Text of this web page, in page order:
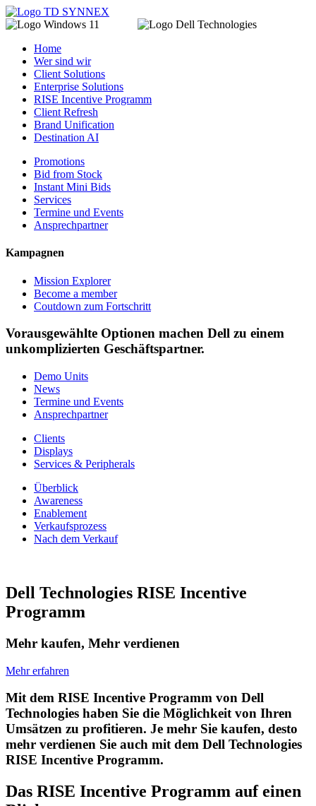
Home
Wer sind wir
Client Solutions
Enterprise Solutions
RISE Incentive Programm
Client Refresh
Brand Unification
Destination AI
Promotions
Bid from Stock
Instant Mini Bids
Services
Termine und Events
Ansprechpartner
Kampagnen
Mission Explorer
Become a member
Coutdown zum Fortschritt
Vorausgewählte Optionen machen Dell zu einem
unkomplizierten Geschäftspartner.
Demo Units
News
Termine und Events
Ansprechpartner
Clients
Displays
Services & Peripherals
Überblick
Awareness
Enablement
Verkaufsprozess
Nach dem Verkauf
Dell Technologies RISE Incentive
Programm
Mehr kaufen, Mehr verdienen
Mehr erfahren
Mit dem RISE Incentive Programm von Dell
Technologies haben Sie die Möglichkeit von Ihren
Umsätzen zu profitieren. Je mehr Sie kaufen, desto
mehr verdienen Sie auch mit dem Dell Technologies
RISE Incentive Programm.
Das RISE Incentive Programm auf einen